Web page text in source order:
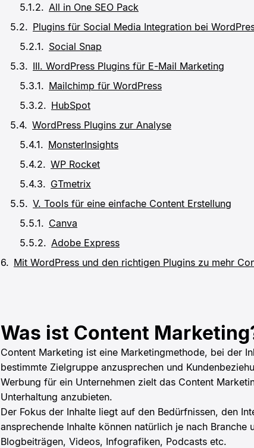
All in One SEO Pack
Plugins für Social Media Integration bei
Social Snap
III. WordPress Plugins für E-Mail Marketing
Mailchimp für WordPress
HubSpot
WordPress Plugins zur Analyse
MonsterInsights
WP Rocket
GTmetrix
V. Tools für eine einfache Content Erstellung
Canva
Adobe Express
Mit WordPress und den richtigen Plugins zu mehr
Was ist Content
Content Marketing ist eine Marketingmethode, bei der
bestimmte Zielgruppe anzusprechen und
Werbung für ein Unternehmen zielt das Content
Unterhaltung anzubieten.
Der Fokus der Inhalte liegt auf den Bedürfnissen, den
ansprechende Inhalte können natürlich je nach
Blogbeiträgen, Videos, Infografiken, Podcasts etc.